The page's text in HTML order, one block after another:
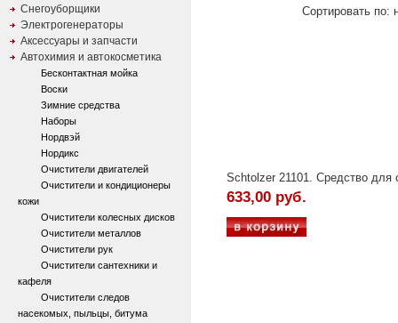
Снегоуборщики
Электрогенераторы
Аксессуары и запчасти
Автохимия и автокосметика
Бесконтактная мойка
Воски
Зимние средства
Наборы
Нордвэй
Нордикс
Очистители двигателей
Очистители и кондиционеры
кожи
Очистители колесных дисков
Очистители металлов
Очистители рук
Очистители сантехники и
кафеля
Очистители следов
насекомых, пыльцы, битума
Сортировать по:
Schtolzer 21101. Средство для
633,00 руб.